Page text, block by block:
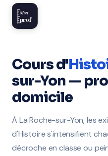
Mon
prof
Cours d'
sur-Yon —
domicile
À La Roche-sur-Yon, les
d'Histoire s'intensifient
décroche en classe ou